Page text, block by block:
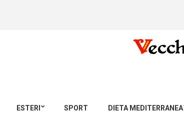
ESTERI SPORT DIETA MEDITERRANEA